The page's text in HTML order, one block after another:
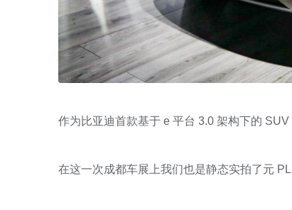
作为比亚迪首款基于 e 平台 3.0 架构下的
在这一次成都车展上我们也是静态实拍了元